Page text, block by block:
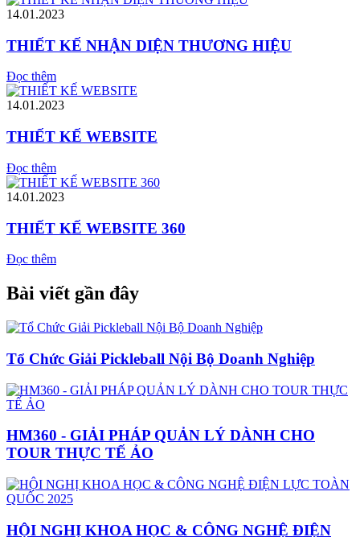
14.01.2023
THIẾT KẾ NHẬN DIỆN THƯƠNG HIỆU
Đọc thêm
14.01.2023
THIẾT KẾ WEBSITE
Đọc thêm
14.01.2023
THIẾT KẾ WEBSITE 360
Đọc thêm
Bài viết gần đây
Tổ Chức Giải Pickleball Nội Bộ Doanh Nghiệp
HM360 - GIẢI PHÁP QUẢN LÝ DÀNH CHO
TOUR THỰC TẾ ẢO
HỘI NGHỊ KHOA HỌC & CÔNG NGHỆ ĐIỆN